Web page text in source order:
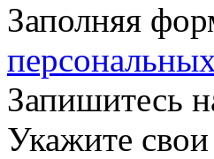
Заполняя
Запишитесь
Укажите